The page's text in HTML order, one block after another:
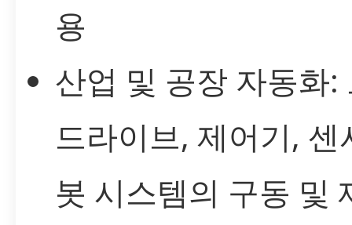
용
산업 및 공장 자동화:
드라이브, 제어기, 센
봇 시스템의 구동 및